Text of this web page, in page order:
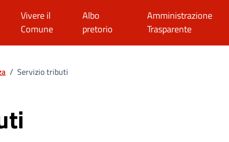
Vivere il
Comune
Albo
pretorio
Amministrazione
Trasparente
/ Servizio tributi